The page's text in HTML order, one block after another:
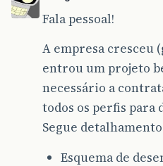
Fala pessoal!
A empresa cresceu
entrou um projeto
necessário a
todos os perfis para
Segue
Esquema de